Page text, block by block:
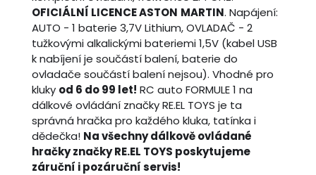
OFICIÁLNÍ LICENCE ASTON MARTIN. Napájení:
AUTO - 1 baterie 3,7V Lithium, OVLADAČ - 2
tužkovými alkalickými bateriemi 1,5V (kabel USB
k nabíjení je součástí balení, baterie do
ovladače součástí balení nejsou). Vhodné pro
kluky od 6 do 99 let! RC auto FORMULE 1 na
dálkové ovládání značky RE.EL TOYS je ta
správná hračka pro každého kluka, tatínka i
dědečka! Na všechny dálkově ovládané
hračky značky RE.EL TOYS poskytujeme
záruční i pozáruční servis!